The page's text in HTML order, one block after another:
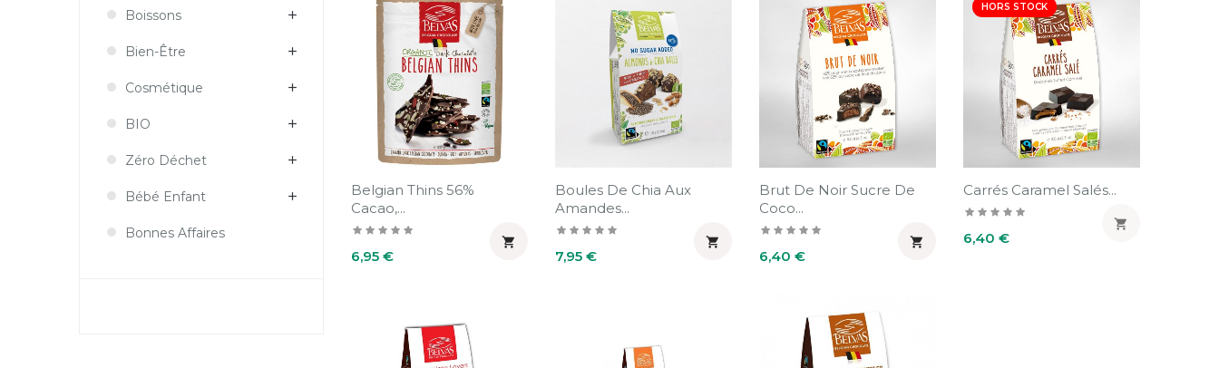
Boissons
Bien-Être
Cosmétique
BIO
Zéro Déchet
Bébé Enfant
Bonnes Affaires
Belgian Thins 56%
Cacao,...
Prix
6,95 €

Boules De Chia Aux
Amandes...
Prix
7,95 €

Brut De Noir Sucre De
Coco...
Prix
6,40 €

HORS STOCK
Carrés Caramel Salés...
Prix
6,40 €
